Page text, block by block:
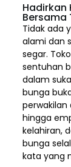
Hadirkan
Bersama
Tidak ada
alami dan
segar.
sentuhan
dalam
bunga
hingga
kelahiran,
bunga
kata yang